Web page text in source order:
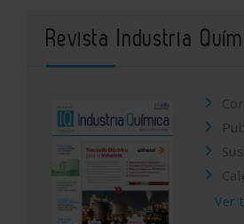
Revista Industria
Ver